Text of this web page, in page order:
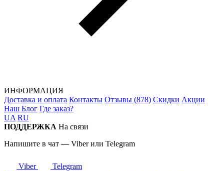
ИНФОРМАЦИЯ
Доставка и оплата Контакты Отзывы (878) Скидки Акции
Наш Блог Где заказ?
UA RU
ПОДДЕРЖКА На связи
Напишите в чат — Viber или Telegram
Viber
Telegram